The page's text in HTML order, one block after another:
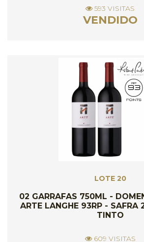
593 VISITAS
VENDIDO
LOTE 20
02 GARRAFAS 750ML -
ARTE LANGHE 93RP - SAFRA
TINTO
609 VISITAS